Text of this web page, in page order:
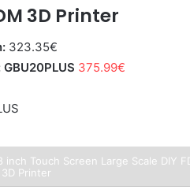
3D Printer
323.35€
375.99€
Touch Screen Large Scale DIY
3D Printer